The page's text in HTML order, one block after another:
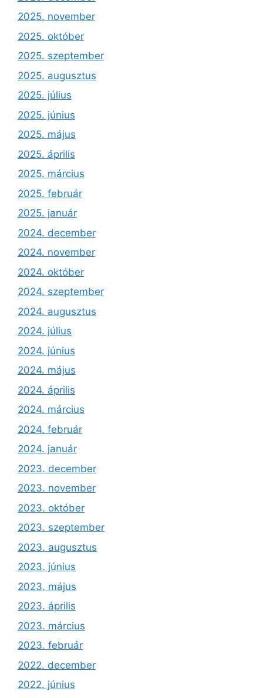
2025. november
2025. október
2025. szeptember
2025. augusztus
2025. július
2025. június
2025. május
2025. április
2025. március
2025. február
2025. január
2024. december
2024. november
2024. október
2024. szeptember
2024. augusztus
2024. július
2024. június
2024. május
2024. április
2024. március
2024. február
2024. január
2023. december
2023. november
2023. október
2023. szeptember
2023. augusztus
2023. június
2023. május
2023. április
2023. március
2023. február
2022. december
2022. június